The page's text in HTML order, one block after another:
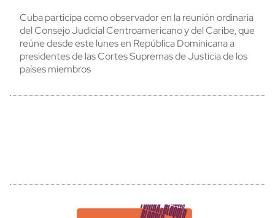
Cuba participa como observador en la reunión ordinaria
del Consejo Judicial Centroamericano y del Caribe, que
reúne desde este lunes en República Dominicana a
presidentes de las Cortes Supremas de Justicia de los
países miembros